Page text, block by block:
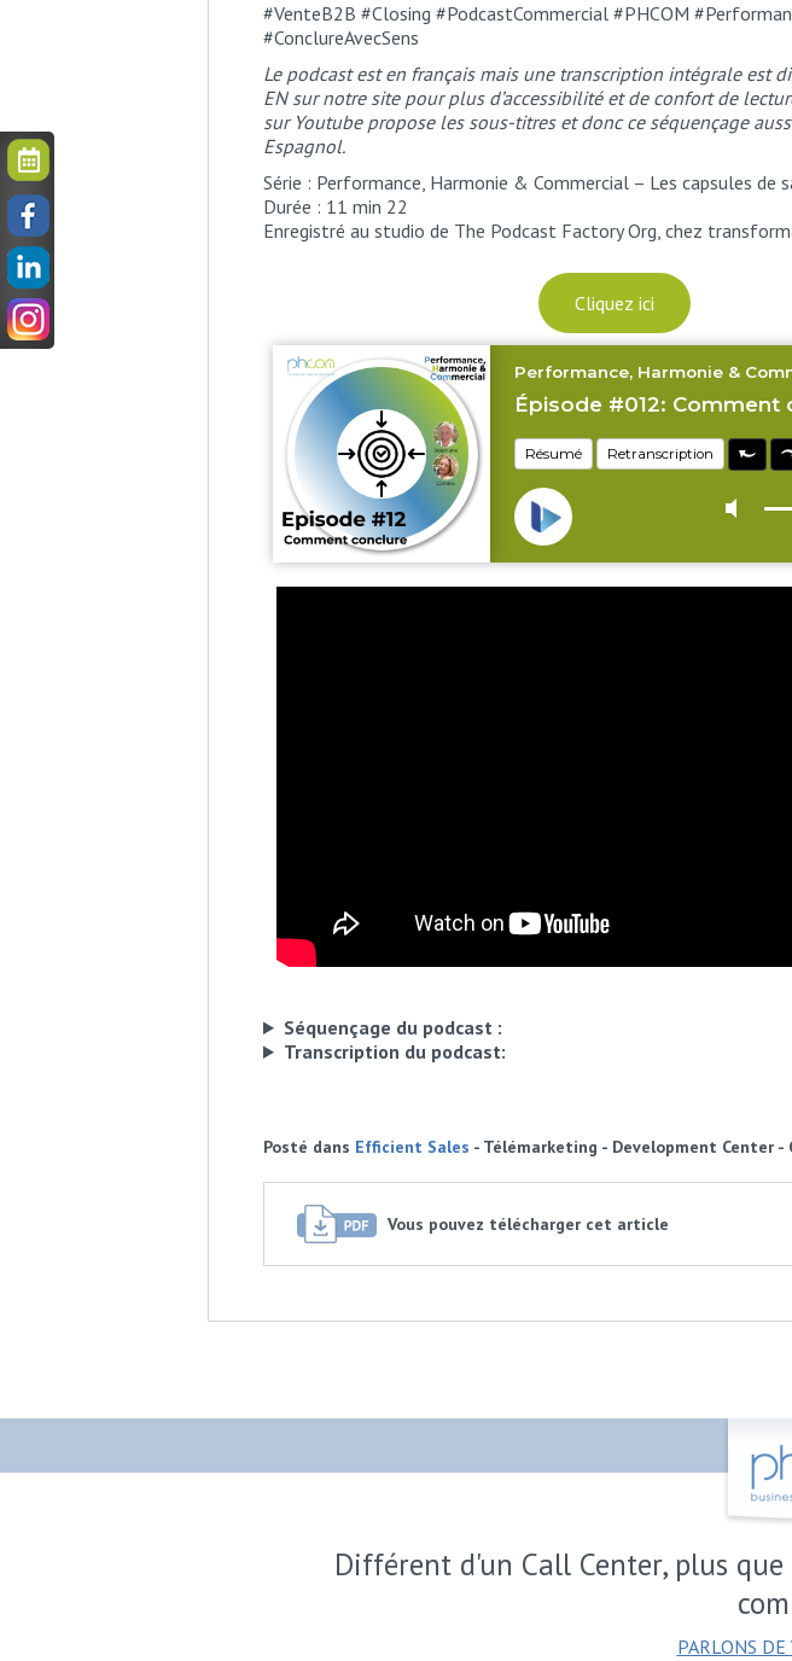
#VenteB2B #Closing #PodcastCommercial #PHCOM
#ConclureAvecSens
Le podcast est en français mais une transcription intégrale est
EN sur notre site pour plus d’accessibilité et de confort de
sur Youtube propose les sous-titres et donc ce séquençage
Espagnol.
Série : Performance, Harmonie & Commercial – Les capsules de
Durée : 11 min 22
Enregistré au studio de The Podcast Factory Org, chez
Cliquez ici
Séquençage du podcast :
Transcription du podcast:
Posté dans Efficient Sales - Télémarketing - Development Center -
Vous pouvez télécharger cet article
Différent d'un Call Center, plus
PARLONS DE